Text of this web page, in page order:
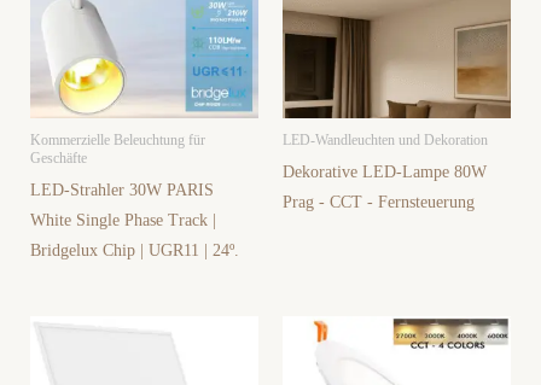
Kommerzielle Beleuchtung für
Geschäfte
LED-Strahler 30W PARIS
White Single Phase Track |
Bridgelux Chip | UGR11 | 24º.
LED-Wandleuchten und Dekoration
Dekorative LED-Lampe 80W
Prag - CCT - Fernsteuerung